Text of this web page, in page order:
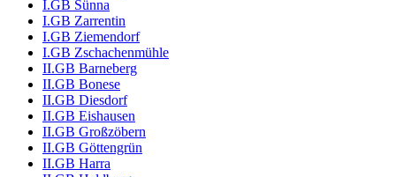
I.GB Sünna
I.GB Zarrentin
I.GB Ziemendorf
I.GB Zschachenmühle
II.GB Barneberg
II.GB Bonese
II.GB Diesdorf
II.GB Eishausen
II.GB Großzöbern
II.GB Göttengrün
II.GB Harra